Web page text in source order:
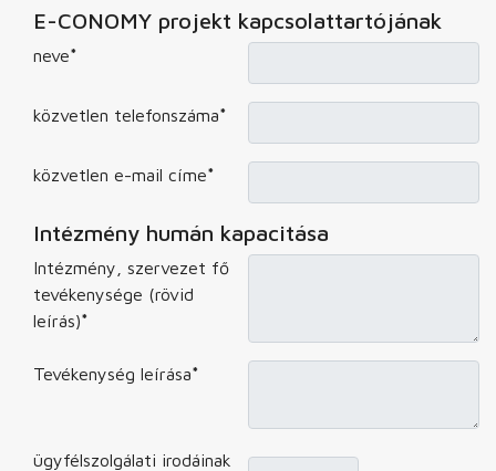
E-CONOMY projekt kapcsolattartójának
neve*
közvetlen telefonszáma*
közvetlen e-mail címe*
Intézmény humán kapacitása
Intézmény, szervezet fő
tevékenysége (rövid
leírás)*
Tevékenység leírása*
ügyfélszolgálati irodáinak